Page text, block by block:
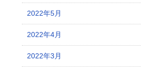
2022年5月
2022年4月
2022年3月